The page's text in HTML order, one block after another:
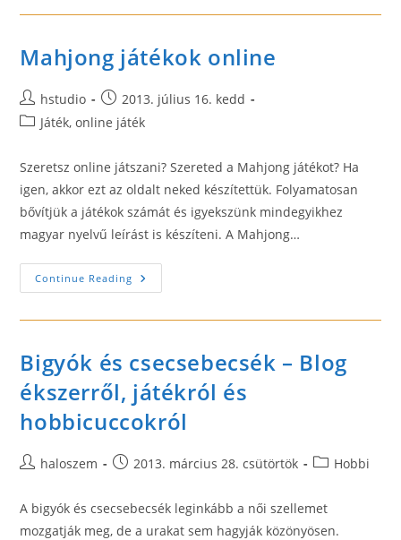
Anyagok
Mahjong játékok online
Post
author:
hstudio
Post
published:
2013. július 16. kedd
PostJáték, online játék
Szeretsz online játszani? Szereted a Mahjong játékot? Ha
igen, akkor ezt az oldalt neked készítettük. Folyamatosan
bővítjük a játékok számát és igyekszünk mindegyikhez
magyar nyelvű leírást is készíteni. A Mahjong…
Continue Reading Mahjong
Játékok
Bigyók és csecsebecsék – Blog
ékszerről, játékról és
hobbicuccokról
Posthaloszem
Post2013. március 28. csütörtök
PostHobbi
A bigyók és csecsebecsék leginkább a női szellemet
mozgatják meg, de a urakat sem hagyják közönyösen.